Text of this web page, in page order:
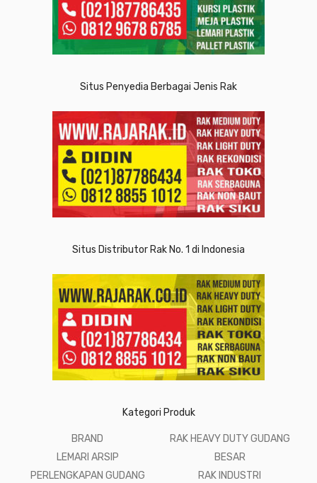
Situs Penyedia Berbagai Jenis Rak
Situs Distributor Rak No. 1 di Indonesia
Kategori Produk
BRAND
LEMARI ARSIP
PERLENGKAPAN GUDANG
RAK HEAVY DUTY GUDANG
BESAR
RAK INDUSTRI